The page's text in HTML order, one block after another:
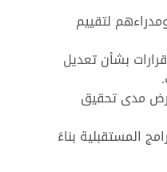
لتقييم
قرارات بشأن تعديل
مدى تحقيق
المستقبلية بناءً